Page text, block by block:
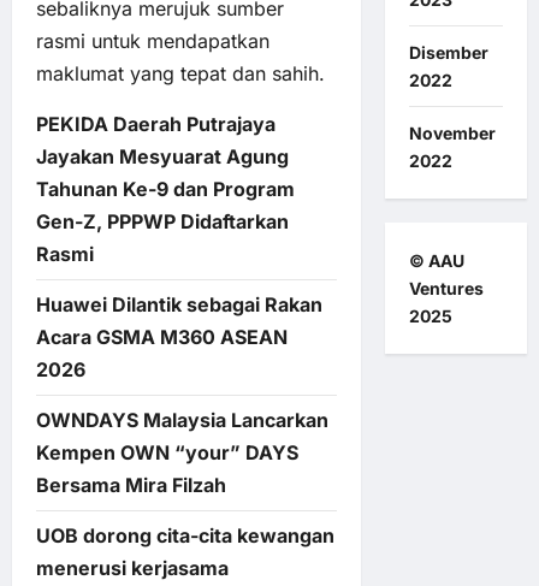
sebaliknya merujuk sumber
rasmi untuk mendapatkan
maklumat yang tepat dan sahih.
PEKIDA Daerah Putrajaya
Jayakan Mesyuarat Agung
Tahunan Ke-9 dan Program
Gen-Z, PPPWP Didaftarkan
Rasmi
Huawei Dilantik sebagai Rakan
Acara GSMA M360 ASEAN
2026
OWNDAYS Malaysia Lancarkan
Kempen OWN “your” DAYS
Bersama Mira Filzah
UOB dorong cita-cita kewangan
menerusi kerjasama
Disember
2022
November
2022
© AAU
Ventures
2025